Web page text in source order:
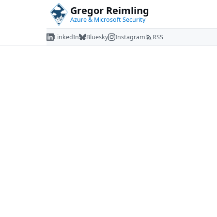
Gregor Reimling
Azure & Microsoft Security
LinkedIn Bluesky Instagram RSS